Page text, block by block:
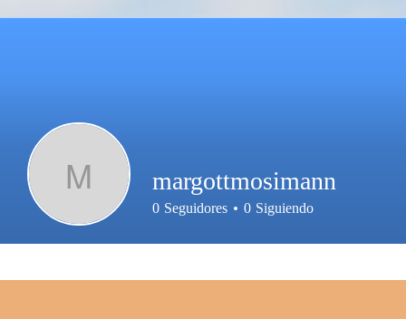
M margottmosimann
0 Seguidores 0 Siguiendo